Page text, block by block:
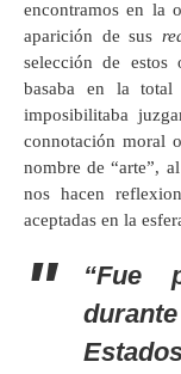
encontramos en la
aparición de sus
selección de estos
basaba en la
imposibilitaba
connotación moral
nombre de “arte”,
nos hacen
aceptadas en la
“Fue